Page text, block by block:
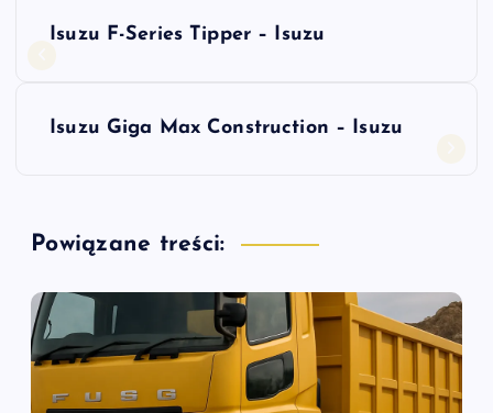
N
g
a
c
Isuzu F-Series Tipper – Isuzu
Isuzu Giga Max Construction – Isuzu
Powiązane treści: